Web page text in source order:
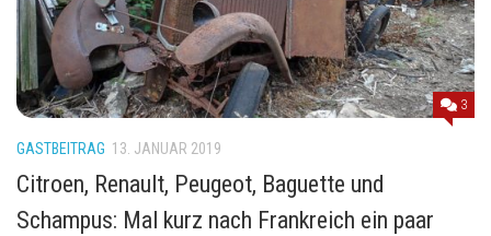
3
GASTBEITRAG 13. JANUAR 2019
Citroen, Renault, Peugeot, Baguette und
Schampus: Mal kurz nach Frankreich ein paar